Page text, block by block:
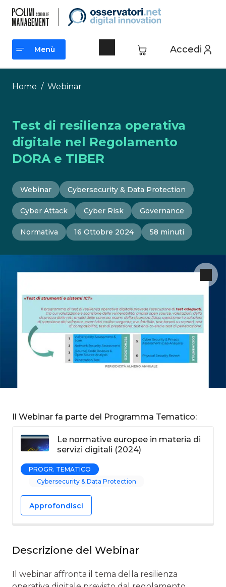
contenuto
Accedi
Menù
Menù
Home / Webinar
Test di resilienza operativa
digitale nel Regolamento
DORA e TIBER
Webinar Cybersecurity & Data Protection
Cyber Attack Cyber Risk Governance
Normativa 16 Ottobre 2024 58 minuti
Il Webinar fa parte del Programma Tematico:
Le normative europee in materia di
servizi digitali (2024)
PROGR. TEMATICO
Cybersecurity & Data Protection
Approfondisci
Descrizione del Webinar
Il webinar affronta il tema della resilienza